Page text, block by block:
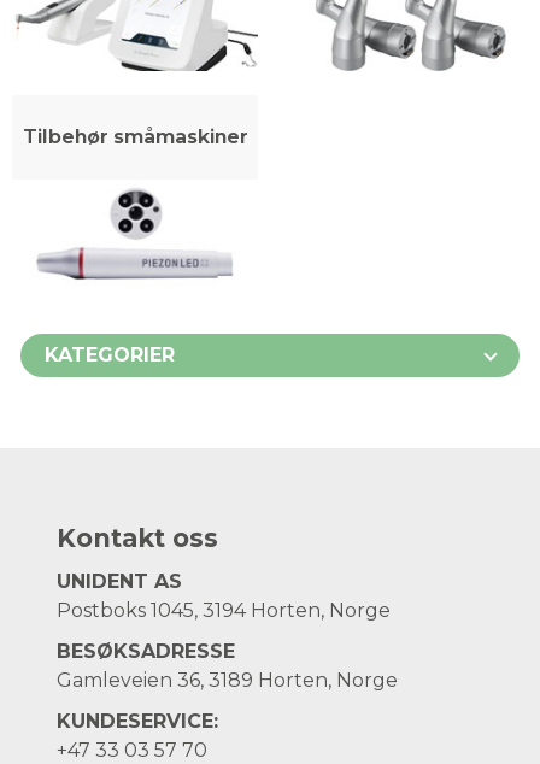
Tilbehør småmaskiner
KATEGORIER
Kontakt oss
UNIDENT AS
Postboks 1045, 3194 Horten, Norge
BESØKSADRESSE
Gamleveien 36, 3189 Horten, Norge
KUNDESERVICE:
+4733 03 57 70